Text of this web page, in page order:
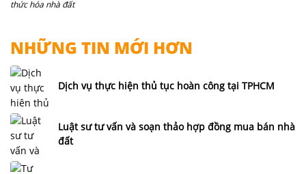
thức hóa nhà đất
NHỮNG TIN MỚI HƠN
Dịch vụ thực hiện thủ tục hoàn công tại TPHCM
Luật sư tư vấn và soạn thảo hợp đồng mua bán nhà
đất